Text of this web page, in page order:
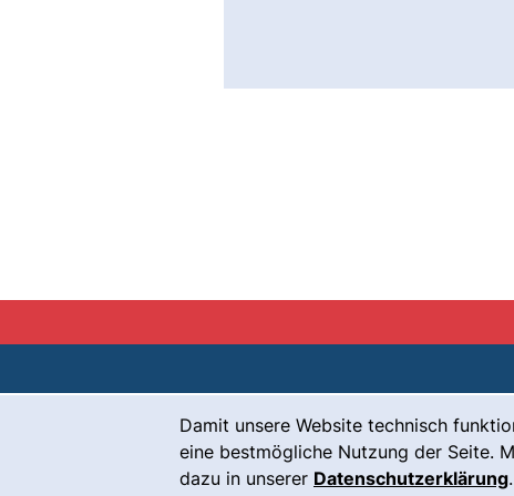
Damit unsere Website technisch
eine bestmögliche Nutzung der Seite.
dazu in unserer Datenschutzerklärung.
Kontakt
Karriere